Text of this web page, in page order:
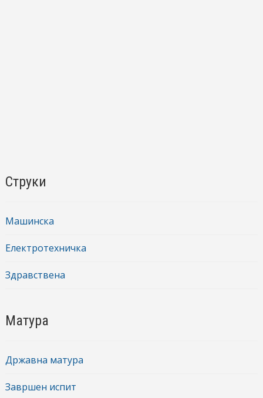
Струки
Машинска
Електротехничка
Здравствена
Матура
Државна матура
Завршен испит